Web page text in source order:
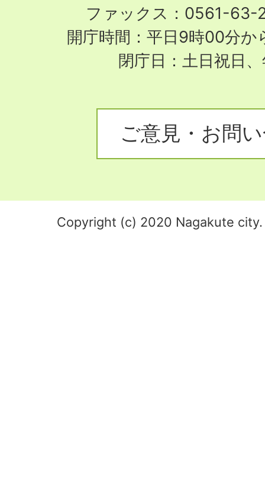
ファックス：0561-63-
開庁時間：平日9時00分か
閉庁日：土日祝日
ご意見・お問
Copyright (c) 2020 Nagakute